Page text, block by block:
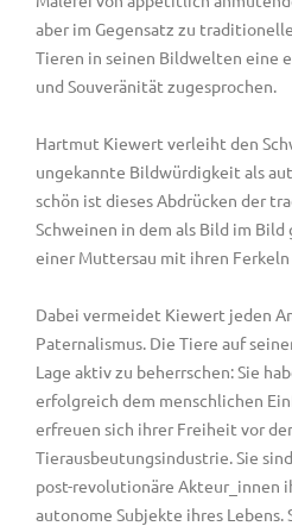
aber im Gegensatz zu
Tieren in seinen Bildwelten eine
und Souveränität zugesprochen.
Hartmut Kiewert verleiht den
ungekannte Bildwürdigkeit als
schön ist dieses Abdrücken der
Schweinen in dem als Bild im
einer Muttersau mit ihren
Dabei vermeidet Kiewert jeden
Paternalismus. Die Tiere auf
Lage aktiv zu beherrschen: Sie
erfolgreich dem menschlichen
erfreuen sich ihrer Freiheit vor
Tierausbeutungsindustrie. Sie
post-revolutionäre Akteur_innen
autonome Subjekte ihres Lebens.